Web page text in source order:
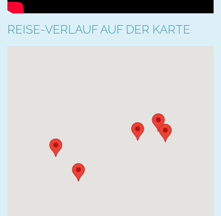
REISE-VERLAUF AUF DER KARTE